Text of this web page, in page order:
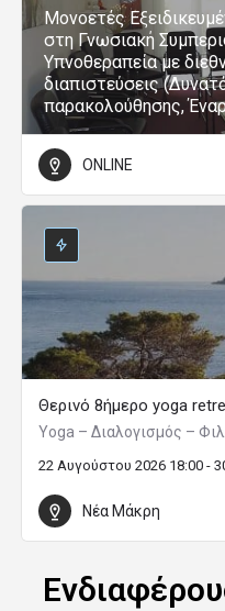
Μονοετές
στη Γνωσιακή
Υπνοθεραπεία με
διαπιστεύσεις
παρακολούθησης,
ONLINE
Θερινό 8ήμερο yoga
Yoga – Διαλογισμός –
22 Αυγούστου 2026 18:00 -
Νέα Μάκρη